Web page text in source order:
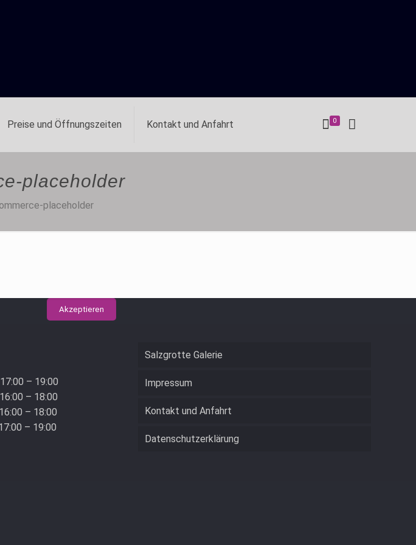
Preise und Öffnungszeiten Kontakt und Anfahrt 0
placeholder
placeholder
– 19:00
– 18:00
– 18:00
– 19:00
Salzgrotte Galerie
Impressum
Kontakt und Anfahrt
Datenschutzerklärung
Akzeptieren
Surferlebnis zu ermöglichen. Wenn du diese Website ohne Änderung der Cookie-